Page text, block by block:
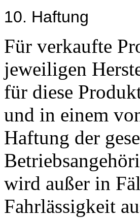
10. Haftung
Für verkaufte
jeweiligen
für diese
und in einem
Haftung der
wird außer in
Fahrlässigkeit